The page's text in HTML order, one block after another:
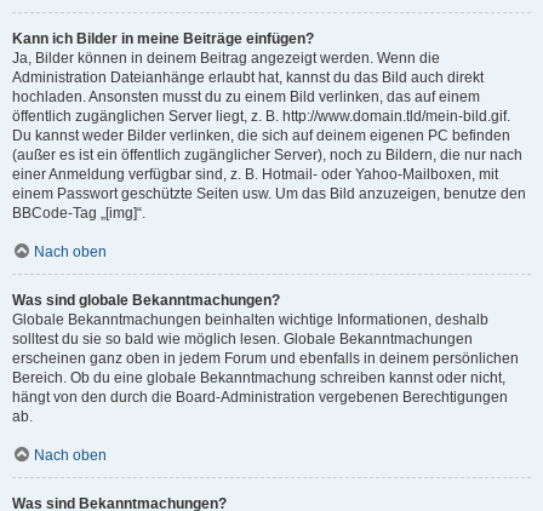
Kann ich Bilder in meine Beiträge einfügen?
Ja, Bilder können in deinem Beitrag angezeigt werden. Wenn die
Administration Dateianhänge erlaubt hat, kannst du das Bild auch direkt
hochladen. Ansonsten musst du zu einem Bild verlinken, das auf einem
öffentlich zugänglichen Server liegt, z. B. http://www.domain.tld/mein-bild.gif.
Du kannst weder Bilder verlinken, die sich auf deinem eigenen PC befinden
(außer es ist ein öffentlich zugänglicher Server), noch zu Bildern, die nur nach
einer Anmeldung verfügbar sind, z. B. Hotmail- oder Yahoo-Mailboxen, mit
einem Passwort geschützte Seiten usw. Um das Bild anzuzeigen, benutze den
BBCode-Tag „[img]“.
Nach oben
Was sind globale Bekanntmachungen?
Globale Bekanntmachungen beinhalten wichtige Informationen, deshalb
solltest du sie so bald wie möglich lesen. Globale Bekanntmachungen
erscheinen ganz oben in jedem Forum und ebenfalls in deinem persönlichen
Bereich. Ob du eine globale Bekanntmachung schreiben kannst oder nicht,
hängt von den durch die Board-Administration vergebenen Berechtigungen
ab.
Nach oben
Was sind Bekanntmachungen?